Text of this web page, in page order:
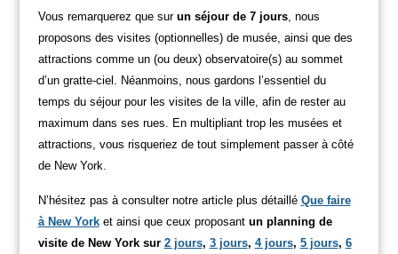
Vous remarquerez que sur un séjour de 7 jours, nous
proposons des visites (optionnelles) de musée, ainsi que des
attractions comme un (ou deux) observatoire(s) au sommet
d’un gratte-ciel. Néanmoins, nous gardons l’essentiel du
temps du séjour pour les visites de la ville, afin de rester au
maximum dans ses rues. En multipliant trop les musées et
attractions, vous risqueriez de tout simplement passer à côté
de New York.
N’hésitez pas à consulter notre article plus détaillé Que faire
à New Yorket ainsi que ceux proposant un planning de
visite de New York sur 2 jours, 3 jours, 4 jours, 5 jours, 6